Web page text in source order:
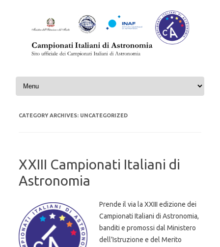
Skip to content
CATEGORY ARCHIVES: UNCATEGORIZED
XXIII Campionati Italiani di
Astronomia
Prende il via la XXIII edizione dei
Campionati Italiani di Astronomia,
banditi e promossi dal Ministero
dell’Istruzione e del Merito